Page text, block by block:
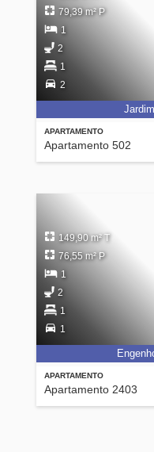
APARTAMENTO
Apartamento 502
79,39 m² P
1
2
1
2
APARTAMENTO
Apartamento 2403
149,90 m² T
76,55 m² P
1
2
1
1